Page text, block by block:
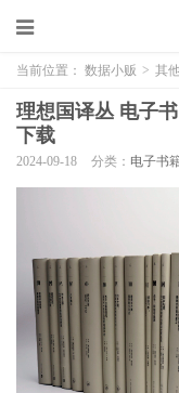
当前位置： 数据小贩 > 其
理想国译丛 电子
下载
2024-09-18 分类： 电子书